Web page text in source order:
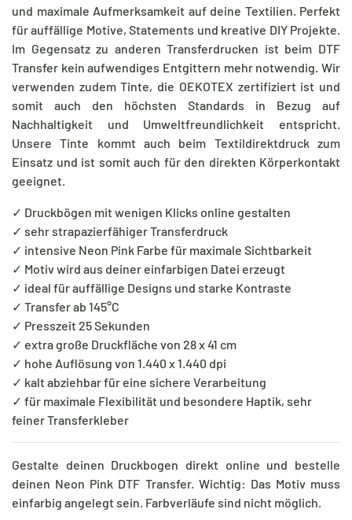
und maximale Aufmerksamkeit auf deine Textilien. Perfekt
für auffällige Motive, Statements und kreative DIY Projekte.
Im Gegensatz zu anderen Transferdrucken ist beim DTF
Transfer kein aufwendiges Entgittern mehr notwendig. Wir
verwenden zudem Tinte, die OEKOTEX zertifiziert ist und
somit auch den höchsten Standards in Bezug auf
Nachhaltigkeit und Umweltfreundlichkeit entspricht.
Unsere Tinte kommt auch beim Textildirektdruck zum
Einsatz und ist somit auch für den direkten Körperkontakt
geeignet.
✓ Druckbögen mit wenigen Klicks online gestalten
✓ sehr strapazierfähiger Transferdruck
✓ intensive Neon Pink Farbe für maximale Sichtbarkeit
✓ Motiv wird aus deiner einfarbigen Datei erzeugt
✓ ideal für auffällige Designs und starke Kontraste
✓ Transfer ab 145°C
✓ Presszeit 25 Sekunden
✓ extra große Druckfläche von 28 x 41 cm
✓ hohe Auflösung von 1.440 x 1.440 dpi
✓ kalt abziehbar für eine sichere Verarbeitung
✓ für maximale Flexibilität und besondere Haptik, sehr
feiner Transferkleber
Gestalte deinen Druckbogen direkt online und bestelle
deinen Neon Pink DTF Transfer. Wichtig: Das Motiv muss
einfarbig angelegt sein. Farbverläufe sind nicht möglich.